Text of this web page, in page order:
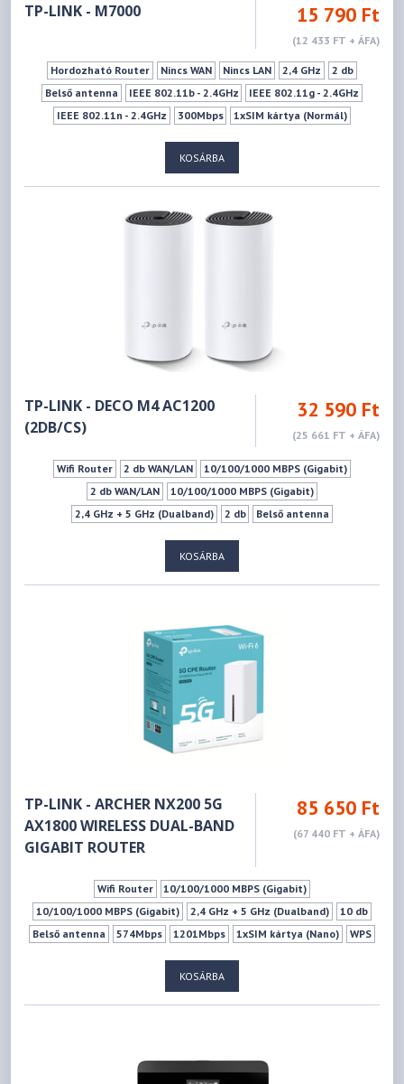
TP-LINK - M7000 15 790 Ft
(12 433 FT + ÁFA)
Hordozható Router Nincs WAN Nincs LAN 2,4 GHz
2 db
Belső antenna
IEEE 802.11b - 2.4GHz
IEEE 802.11g - 2.4GHz
IEEE 802.11n - 2.4GHz
300Mbps 1xSIM kártya (Normál)
KOSÁRBA
TP-LINK - DECO M4 AC1200
(2DB/CS)
32 590 Ft
(25 661 FT + ÁFA)
Wifi Router 2 db WAN/LAN
10/100/1000 MBPS (Gigabit)
2 db WAN/LAN
10/100/1000 MBPS (Gigabit)
2,4 GHz + 5 GHz (Dualband)
2 db
Belső antenna
IEEE 802.11a - 5GHz
KOSÁRBA
TP-LINK - ARCHER NX200 5G
AX1800 WIRELESS DUAL-BAND
GIGABIT ROUTER
85 650 Ft
(67 440 FT + ÁFA)
Wifi Router
10/100/1000 MBPS (Gigabit)
10/100/1000 MBPS (Gigabit)
2,4 GHz + 5 GHz (Dualband)
10 db
Belső antenna
574Mbps 1201Mbps 1xSIM kártya (Nano)
WPS
KOSÁRBA